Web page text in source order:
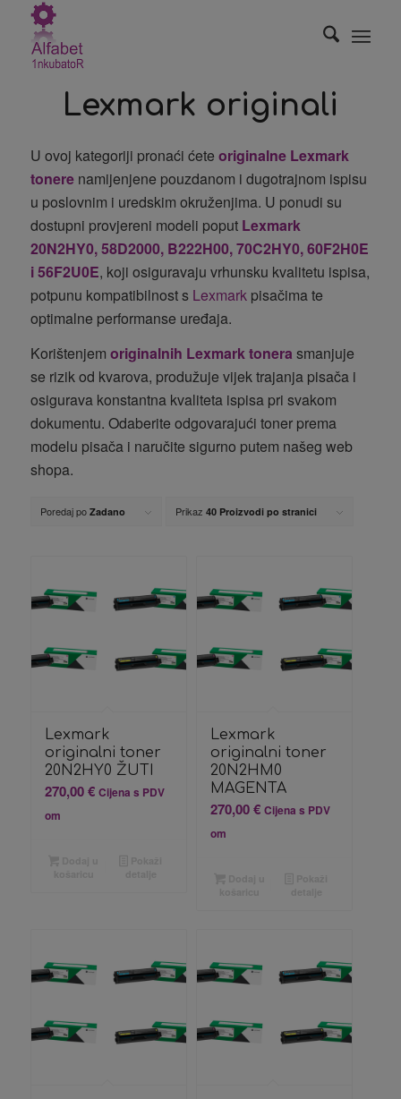
Lexmark originali
U ovoj kategoriji pronaći ćete originalne Lexmark
tonerenamijenjene pouzdanom i dugotrajnom ispisu
u poslovnim i uredskim okruženjima. U ponudi su
dostupni provjereni modeli poput Lexmark
20N2HY0,58D2000,B222H00, 70C2HY0, 60F2H0E
i56F2U0E, koji osiguravaju vrhunsku kvalitetu ispisa,
potpunu kompatibilnost s Lexmark pisačima te
optimalne performanse uređaja.
Korištenjem originalnih Lexmark tonera smanjuje
se rizik od kvarova, produžuje vijek trajanja pisača i
osigurava konstantna kvaliteta ispisa pri svakom
dokumentu. Odaberite odgovarajući toner prema
modelu pisača i naručite sigurno putem našeg web
shopa.
Poredaj po Zadano Prikaz 40 Proizvodi po stranici
Lexmark
originalni toner
20N2HY0 ŽUTI
270,00€ Cijena s PDV
om
Lexmark
originalni toner
20N2HM0
MAGENTA
270,00€ Cijena s PDV
om